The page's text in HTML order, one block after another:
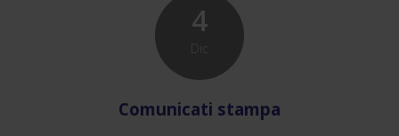
4
Dic
Comunicati stampa